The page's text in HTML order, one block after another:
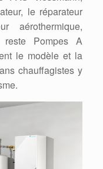
le réparateur
aérothermique,
reste Pompes A
le modèle et la
chauffagistes y